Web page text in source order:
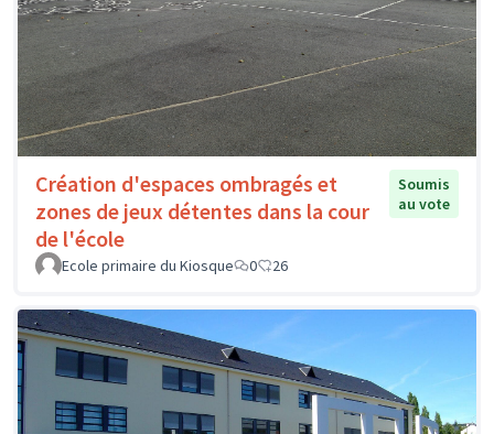
Création d'espaces ombragés et
zones de jeux détentes dans la cour
de l'école
Soumis
au vote
Ecole primaire du Kiosque 0 26